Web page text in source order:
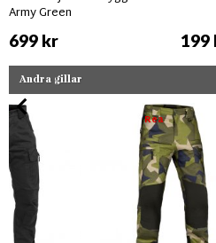
Army Green
699 kr 199
Andra gillar
Rea